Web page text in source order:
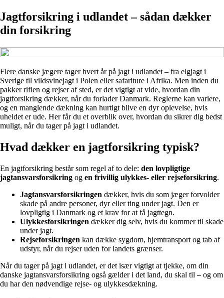
Jagtforsikring i udlandet – sådan dækker
din forsikring
Flere danske jægere tager hvert år på jagt i udlandet – fra elgjagt i
Sverige til vildsvinejagt i Polen eller safariture i Afrika. Men inden du
pakker riflen og rejser af sted, er det vigtigt at vide, hvordan din
jagtforsikring dækker, når du forlader Danmark. Reglerne kan variere,
og en manglende dækning kan hurtigt blive en dyr oplevelse, hvis
uheldet er ude. Her får du et overblik over, hvordan du sikrer dig bedst
muligt, når du tager på jagt i udlandet.
Hvad dækker en jagtforsikring typisk?
En jagtforsikring består som regel af to dele: den lovpligtige
jagtansvarsforsikring og en frivillig ulykkes- eller rejseforsikring.
Jagtansvarsforsikringen dækker, hvis du som jæger forvolder
skade på andre personer, dyr eller ting under jagt. Den er
lovpligtig i Danmark og et krav for at få jagttegn.
Ulykkesforsikringen dækker dig selv, hvis du kommer til skade
under jagt.
Rejseforsikringen kan dække sygdom, hjemtransport og tab af
udstyr, når du rejser uden for landets grænser.
Når du tager på jagt i udlandet, er det især vigtigt at tjekke, om din
danske jagtansvarsforsikring også gælder i det land, du skal til – og om
du har den nødvendige rejse- og ulykkesdækning.